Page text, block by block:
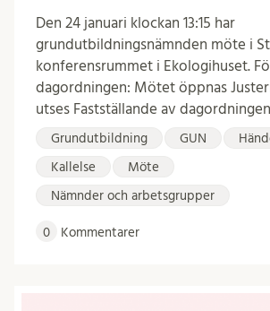
Den 24 januari klockan 13:15 har
grundutbildningsnämnden möte i
konferensrummet i Ekologihuset.
dagordningen: Mötet öppnas
utses Fastställande av
Grundutbildning GUN
Kallelse Möte
Nämnder och arbetsgrupper
0 Kommentarer